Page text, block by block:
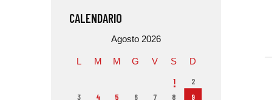
CALENDARIO
Agosto 2026
L M M G V S D
1
2
3
4 5 6 7 8
9